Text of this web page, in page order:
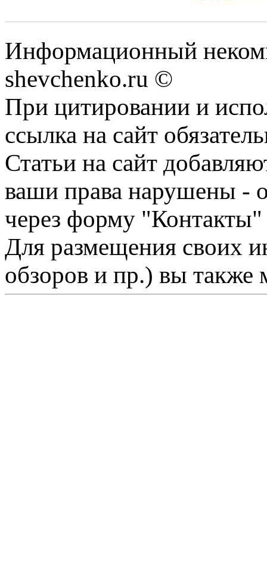
Информационный
shevchenko.ru ©
При цитировании и
ссылка на сайт
Статьи на сайт
ваши права нарушены -
через форму "Контакты"
Для размещения своих
обзоров и пр.) вы также